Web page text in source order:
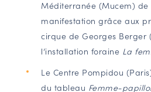
Méditerranée (Mucem)
manifestation grâce aux
cirque de Georges Berger
l’installation foraine La
Le Centre Pompidou
du tableau Femme-